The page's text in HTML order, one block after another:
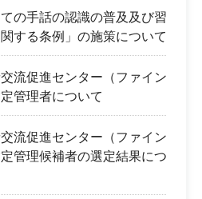
ての手話の認識の普及及び習
する条例」の施策について
流促進センター（ファイン
管理者について
流促進センター（ファイン
管理候補者の選定結果につ